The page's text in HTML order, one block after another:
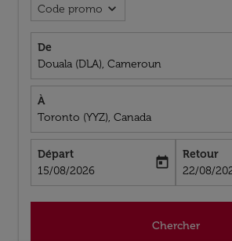
Code promo expand_more
De
Douala (DLA), Cameroun
À
Toronto (YYZ), Canada
Départ
fc-booking-departure-date-aria-label
15/08/2026
today
Retour
fc-
22/08/
Chercher